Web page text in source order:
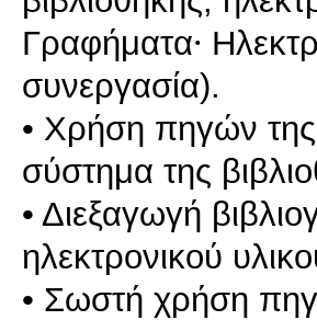
Γραφήματα⸱
συνεργασία).
• Χρήση πηγών της
σύστημα της
• Διεξαγωγή
ηλεκτρονικού
• Σωστή χρήση